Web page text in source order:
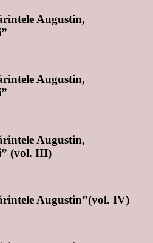
Augustin,
Augustin,
Augustin,
(vol. III)
Augustin”(vol. IV)